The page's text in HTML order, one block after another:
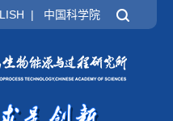
| 中国科学院